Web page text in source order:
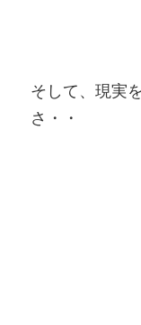
そして、現実
さ・・